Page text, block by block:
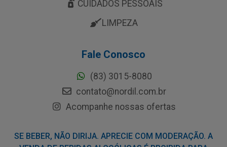
CUIDADOS PESSOAIS
LIMPEZA
Fale Conosco
(83) 3015-8080
contato@nordil.com.br
Acompanhe nossas ofertas
SE BEBER, NÃO DIRIJA. APRECIE COM MODERAÇÃO. A